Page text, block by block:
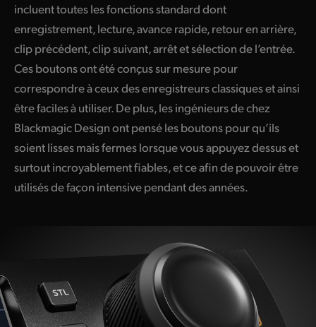
incluent toutes les fonctions standard dont
enregistrement, lecture, avance rapide, retour en arrière,
clip précédent, clip suivant, arrêt et sélection de l’entrée.
Ces boutons ont été conçus sur mesure pour
correspondre à ceux des enregistreurs classiques et ainsi
être faciles à utiliser. De plus, les ingénieurs de chez
Blackmagic Design ont pensé les boutons pour qu’ils
soient lisses mais fermes lorsque vous appuyez dessus et
surtout incroyablement fiables, et ce afin de pouvoir être
utilisés de façon intensive pendant des années.